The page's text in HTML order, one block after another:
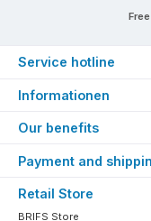
Service hotline
Informationen
Our benefits
Payment and
Retail Store
BRIFS Store